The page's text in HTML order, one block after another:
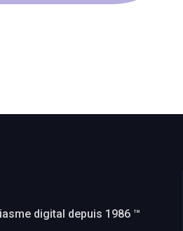
digital depuis 1986 ™